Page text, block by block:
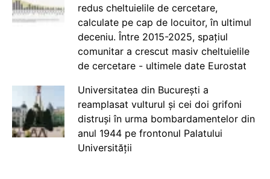
redus cheltuielile de cercetare,
calculate pe cap de locuitor, în ultimul
deceniu. Între 2015-2025, spațiul
comunitar a crescut masiv cheltuielile
de cercetare - ultimele date Eurostat
Universitatea din București a
reamplasat vulturul și cei doi grifoni
distruși în urma bombardamentelor din
anul 1944 pe frontonul Palatului
Universității